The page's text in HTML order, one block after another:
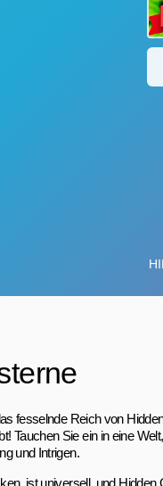
fesselnde Reich von
Tauchen Sie ein in eine
und Intrigen.
ist universell, und